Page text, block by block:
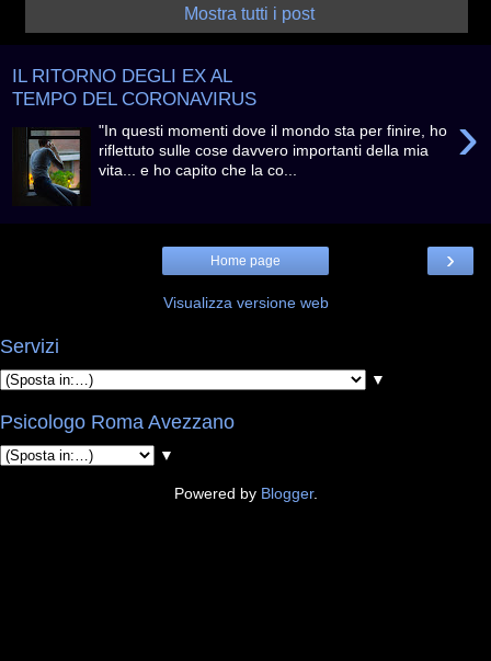
Mostra tutti i post
IL RITORNO DEGLI EX AL
TEMPO DEL CORONAVIRUS
›
"In questi momenti dove il mondo sta per finire, ho
riflettuto sulle cose davvero importanti della mia
vita... e ho capito che la co...
›
Home page
Visualizza versione web
Servizi
▼
Psicologo Roma Avezzano
▼
Powered by Blogger.